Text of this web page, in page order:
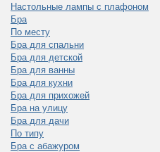
Настольные лампы с плафоном
Бра
По месту
Бра для спальни
Бра для детской
Бра для ванны
Бра для кухни
Бра для прихожей
Бра на улицу
Бра для дачи
По типу
Бра с абажуром